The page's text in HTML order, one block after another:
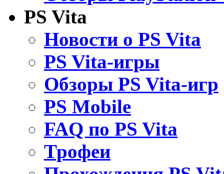
PS Vita
Новости о PS Vita
PS Vita-игры
Обзоры PS Vita-игр
PS Mobile
FAQ по PS Vita
Трофеи